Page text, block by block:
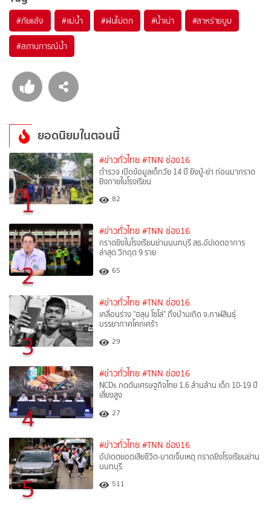
#ภัยแล้ง #แม่น้ำ #ฝนไม่ตก #น้ำเน่า #สาหร่ายบูม
#สถานการณ์น้ำ
ยอดนิยมในตอนนี้
1
#ข่าวทั่วไทย #TNN ช่อง16
ตำรวจ เปิดข้อมูลเด็กวัย 14 ปี ยิงปู่-ย่า ก่อนมากราด
ยิงภายในโรงเรียน
82
2
#ข่าวทั่วไทย #TNN ช่อง16
กราดยิงในโรงเรียนย่านนนทบุรี สธ.อัปเดตอาการ
ล่าสุด วิกฤต 9 ราย
65
3
#ข่าวทั่วไทย #TNN ช่อง16
เคลื่อนร่าง "ฮลุน โซโล่" ถึงบ้านเกิด จ.กาฬสินธุ์
บรรยากาศโศกเศร้า
29
4
#ข่าวทั่วไทย #TNN ช่อง16
NCDs กดดันเศรษฐกิจไทย 1.6 ล้านล้าน เด็ก 10-19 ปี
เสี่ยงสูง
27
5
#ข่าวทั่วไทย #TNN ช่อง16
อัปเดตยอดเสียชีวิต-บาดเจ็บเหตุ กราดยิงโรงเรียนย่าน
นนทบุรี
511